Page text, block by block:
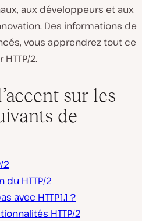
aux développeurs et aux
Des informations de
vous apprendrez tout ce
2.
sur les
de
2
du HTTP/2
avec HTTP1.1 ?
HTTP/2